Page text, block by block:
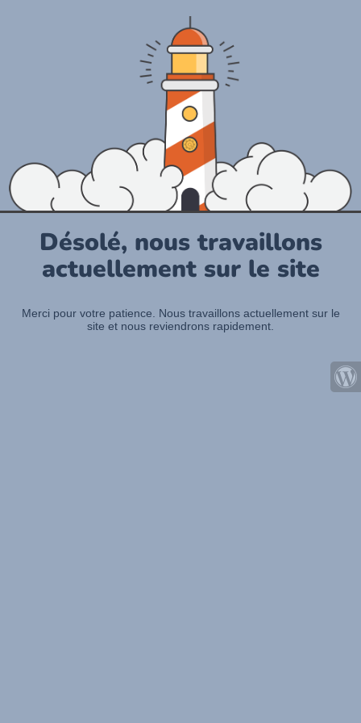
Désolé, nous travaillons
actuellement sur le site
Merci pour votre patience. Nous travaillons actuellement sur le
site et nous reviendrons rapidement.